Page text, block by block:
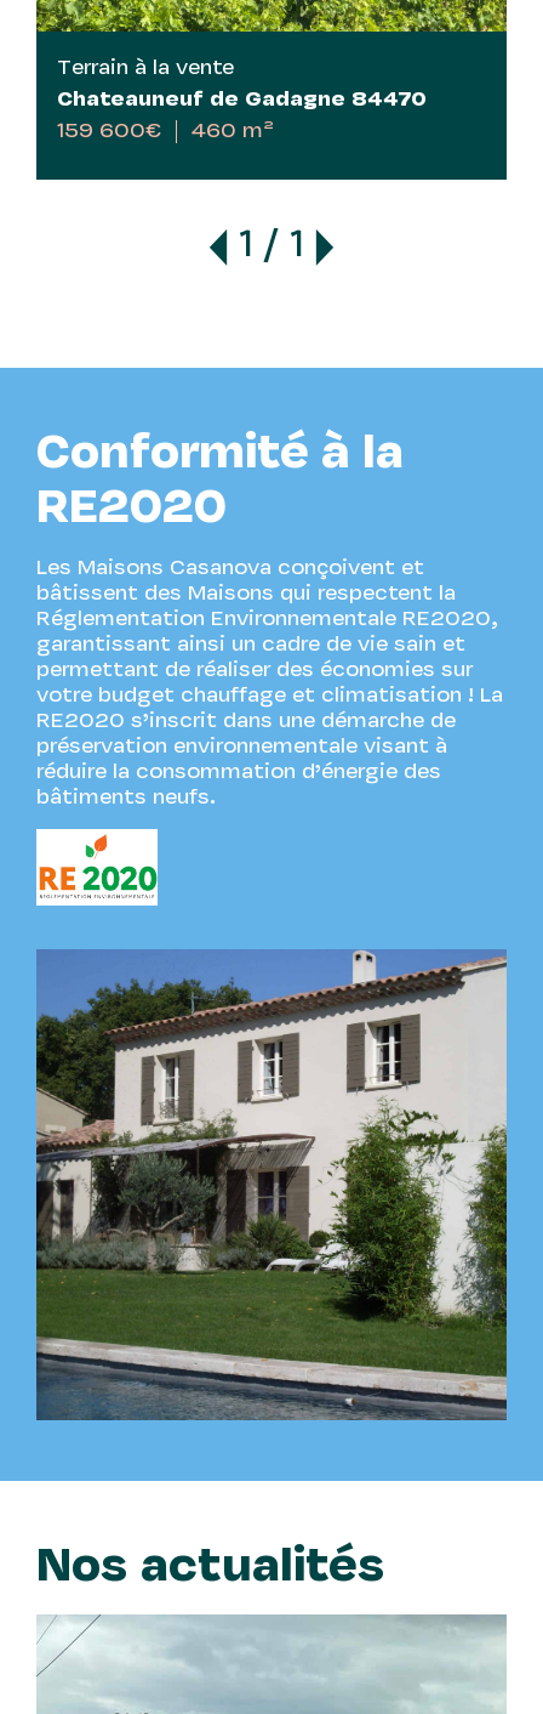
Terrain à la vente
Chateauneuf de Gadagne 84470
159 600€
460 m²
1 / 1
Conformité à la
RE2020
Les Maisons Casanova conçoivent et
bâtissent des Maisons qui respectent la
Réglementation Environnementale RE2020,
garantissant ainsi un cadre de vie sain et
permettant de réaliser des économies sur
votre budget chauffage et climatisation ! La
RE2020 s’inscrit dans une démarche de
préservation environnementale visant à
réduire la consommation d’énergie des
bâtiments neufs.
Nos actualités